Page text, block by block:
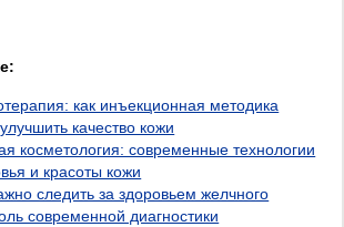
как инъекционная методика
качество кожи
косметология: современные технологии
и красоты кожи
следить за здоровьем желчного
современной диагностики